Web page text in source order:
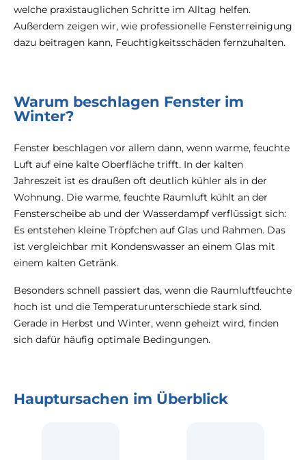
welche praxistauglichen Schritte im Alltag helfen.
Außerdem zeigen wir, wie professionelle Fensterreinigung
dazu beitragen kann, Feuchtigkeitsschäden fernzuhalten.
Warum beschlagen Fenster im
Winter?
Fenster beschlagen vor allem dann, wenn warme, feuchte
Luft auf eine kalte Oberfläche trifft. In der kalten
Jahreszeit ist es draußen oft deutlich kühler als in der
Wohnung. Die warme, feuchte Raumluft kühlt an der
Fensterscheibe ab und der Wasserdampf verflüssigt sich:
Es entstehen kleine Tröpfchen auf Glas und Rahmen. Das
ist vergleichbar mit Kondenswasser an einem Glas mit
einem kalten Getränk.
Besonders schnell passiert das, wenn die Raumluftfeuchte
hoch ist und die Temperaturunterschiede stark sind.
Gerade in Herbst und Winter, wenn geheizt wird, finden
sich dafür häufig optimale Bedingungen.
Hauptursachen im Überblick